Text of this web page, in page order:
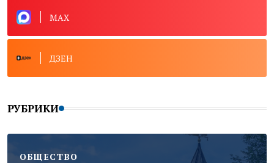
MAX
ДЗЕН
РУБРИКИ
ОБЩЕСТВО